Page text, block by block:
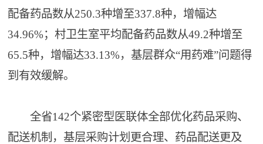
配备药品数从250.3种增至337.8种，增幅达
34.96%；村卫生室平均配备药品数从49.2种增至
65.5种，增幅达33.13%，基层群众“用药难”问题得
到有效缓解。
全省142个紧密型医联体全部优化药品采购、
配送机制，基层采购计划更合理、药品配送更及